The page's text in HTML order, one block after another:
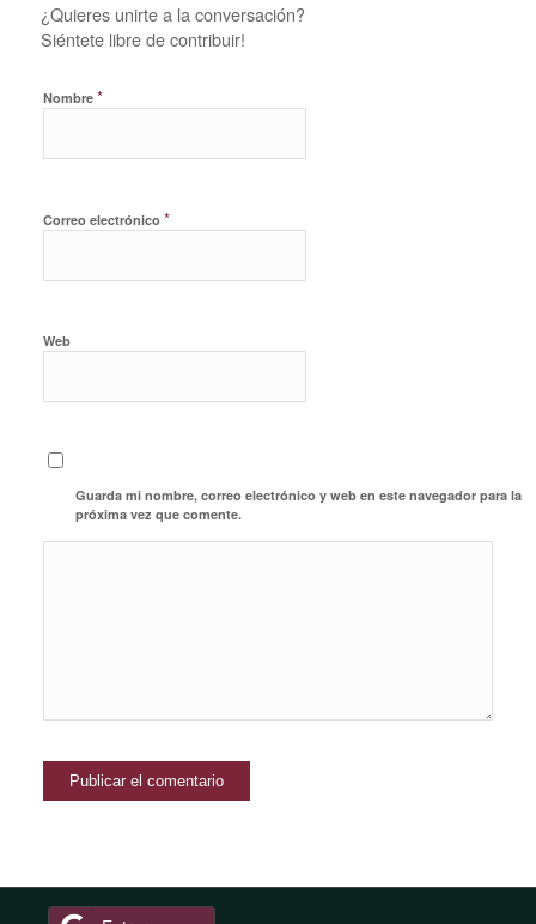
¿Quieres unirte a la conversación?
Siéntete libre de contribuir!
Nombre *
Correo electrónico *
Web
Guarda mi nombre, correo electrónico y web en este navegador para la
próxima vez que comente.